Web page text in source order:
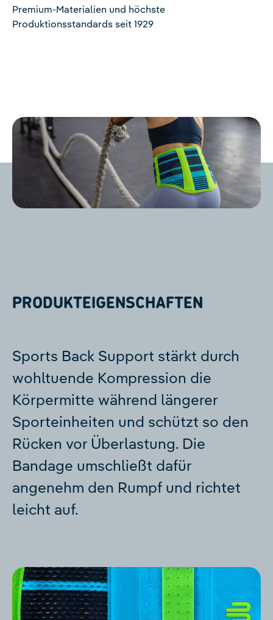
Premium-Materialien und höchste
Produktionsstandards seit 1929
PRODUKTEIGENSCHAFTEN
Sports Back Support stärkt durch
wohltuende Kompression die
Körpermitte während längerer
Sporteinheiten und schützt so den
Rücken vor Überlastung. Die
Bandage umschließt dafür
angenehm den Rumpf und richtet
leicht auf.